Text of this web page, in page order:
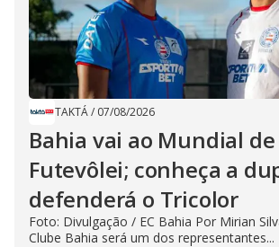
TAKTÁ/ 07/08/2026
Bahia vai ao Mundial de
Futevôlei; conheça a
defenderá o Tricolor
Foto: Divulgação / EC Bahia Por Mirian
Clube Bahia será um dos representantes...